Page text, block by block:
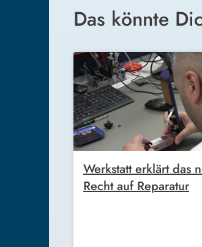
Das könnte
Werkstatt erklärt das
Recht auf Reparatur